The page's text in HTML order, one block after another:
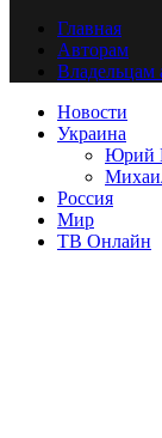
Главная
Авторам
Владельцам
Новости
Украина
Юрий
Россия
Мир
ТВ Онлайн